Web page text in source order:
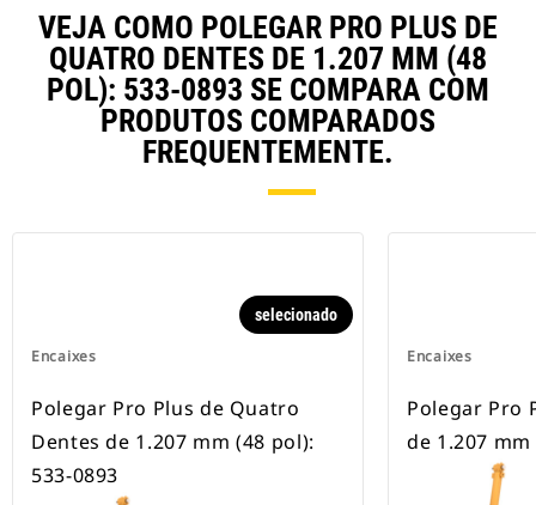
VEJA COMO POLEGAR PRO PLUS DE
QUATRO DENTES DE 1.207 MM (48
POL): 533-0893 SE COMPARA COM
PRODUTOS COMPARADOS
FREQUENTEMENTE.
Encaixes
selecionado
Polegar Pro Plus de Quatro
Dentes de 1.207 mm (48 pol):
533-0893
Encaixes
Polegar Pro
de 1.207